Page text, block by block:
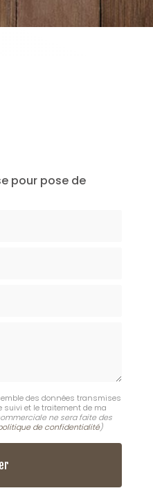
pour pose de
des données transmises
suivi et le traitement de ma
ne sera faite des
de confidentialité)